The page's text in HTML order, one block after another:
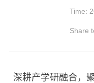
Time:
Share
深耕产学研融合，